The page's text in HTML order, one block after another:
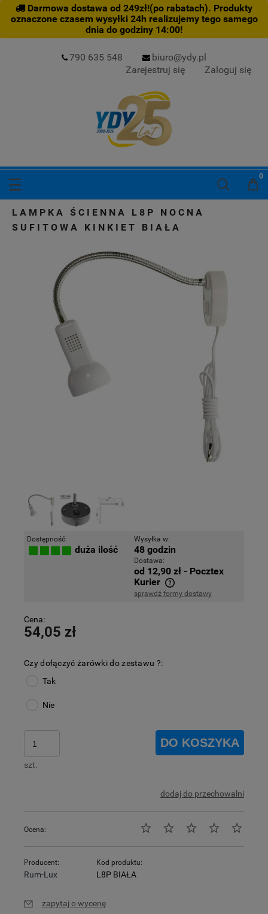
Darmowa dostawa od 249zł!(po rabatach). Produkty
oznaczone czasem wysyłki 24h realizujemy tego samego
dnia do godziny 14:00!
790 635 548
biuro@ydy.pl
Zarejestruj się
Zaloguj się
LAMPKA ŚCIENNA L8P NOCNA
SUFITOWA KINKIET BIAŁA
Dostępność:
duża ilość
Wysyłka w:
48 godzin
Dostawa:
od 12,90 zł - Pocztex
Kurier
Cena nie zawiera ewentualnych kosztów płatności
sprawdź formy dostawy
Cena:
54,05 zł
Czy dołączyć żarówki do zestawu ?:
Tak
Nie
szt.
DO KOSZYKA
dodaj do przechowalni
Ocena:
Producent:
Rum-Lux
Kod produktu:
L8P BIAŁA
zapytaj o wycenę